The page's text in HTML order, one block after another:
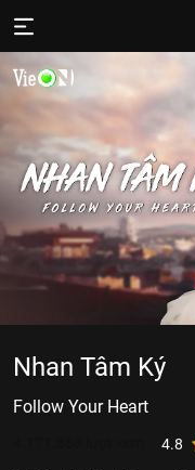
Nhan Tâm Ký
Follow Your Heart
4.8